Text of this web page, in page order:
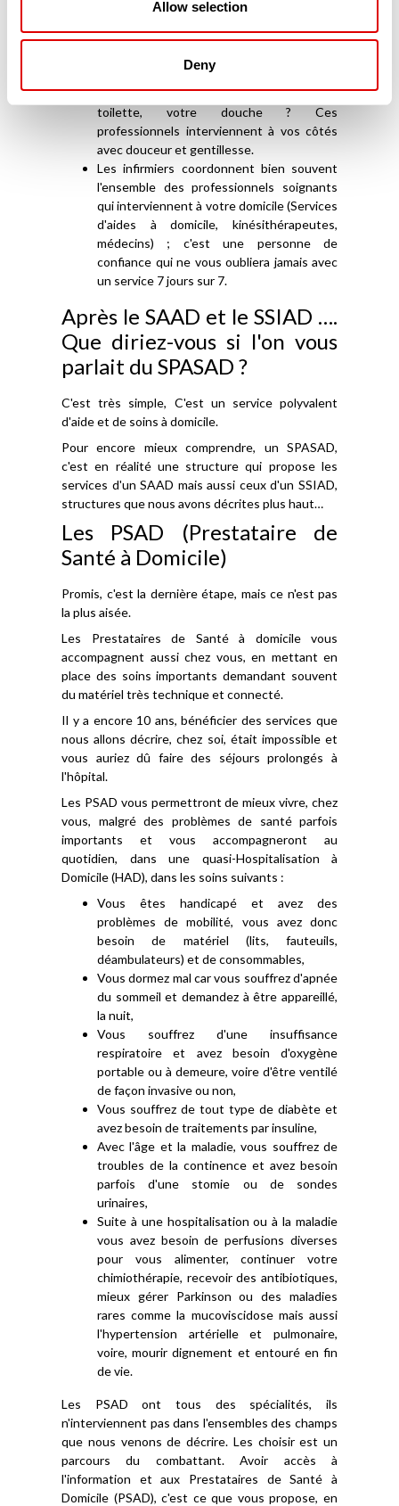
Allow selection
Deny
Spécialisées Alzheimer-) à votre domicile et
votre proche, malade.
Vous avez besoin d'appui pour votre
toilette, votre douche ? Ces
professionnels interviennent à vos côtés
avec douceur et gentillesse.
Les infirmiers coordonnent bien souvent
l'ensemble des professionnels soignants
qui interviennent à votre domicile (Services
d'aides à domicile, kinésithérapeutes,
médecins) ; c'est une personne de
confiance qui ne vous oubliera jamais avec
un service 7 jours sur 7.
Après le SAAD et le SSIAD ….
Que diriez-vous si l'on vous
parlait du SPASAD ?
C'est très simple, C'est un service polyvalent
d'aide et de soins à domicile.
Pour encore mieux comprendre, un SPASAD,
c'est en réalité une structure qui propose les
services d'un SAAD mais aussi ceux d'un SSIAD,
structures que nous avons décrites plus haut…
Les PSAD (Prestataire de
Santé à Domicile)
Promis, c'est la dernière étape, mais ce n'est pas
la plus aisée.
Les Prestataires de Santé à domicile vous
accompagnent aussi chez vous, en mettant en
place des soins importants demandant souvent
du matériel très technique et connecté.
Il y a encore 10 ans, bénéficier des services que
nous allons décrire, chez soi, était impossible et
vous auriez dû faire des séjours prolongés à
l'hôpital.
Les PSAD vous permettront de mieux vivre, chez
vous, malgré des problèmes de santé parfois
importants et vous accompagneront au
quotidien, dans une quasi-Hospitalisation à
Domicile (HAD), dans les soins suivants :
Vous êtes handicapé et avez des
problèmes de mobilité, vous avez donc
besoin de matériel (lits, fauteuils,
déambulateurs) et de consommables,
Vous dormez mal car vous souffrez d'apnée
du sommeil et demandez à être appareillé,
la nuit,
Vous souffrez d'une insuffisance
respiratoire et avez besoin d'oxygène
portable ou à demeure, voire d'être ventilé
de façon invasive ou non,
Vous souffrez de tout type de diabète et
avez besoin de traitements par insuline,
Avec l'âge et la maladie, vous souffrez de
troubles de la continence et avez besoin
parfois d'une stomie ou de sondes
urinaires,
Suite à une hospitalisation ou à la maladie
vous avez besoin de perfusions diverses
pour vous alimenter, continuer votre
chimiothérapie, recevoir des antibiotiques,
mieux gérer Parkinson ou des maladies
rares comme la mucoviscidose mais aussi
l'hypertension artérielle et pulmonaire,
voire, mourir dignement et entouré en fin
de vie.
Les PSAD ont tous des spécialités, ils
n'interviennent pas dans l'ensembles des champs
que nous venons de décrire. Les choisir est un
parcours du combattant. Avoir accès à
l'information et aux Prestataires de Santé à
Domicile (PSAD), c'est ce que vous propose, en